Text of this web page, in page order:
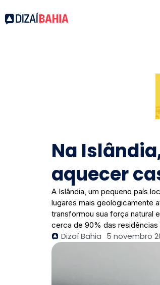
Na
aquecer
A Islândia, um pequeno país
lugares mais geologicamente
transformou sua força natural
cerca de 90% das
Dizaí Bahia 5 novembro